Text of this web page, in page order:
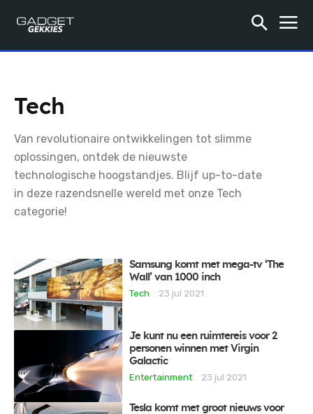
Tech
Van revolutionaire ontwikkelingen tot slimme
oplossingen, ontdek de nieuwste
technologische hoogstandjes. Blijf up-to-date
in deze razendsnelle wereld met onze Tech
categorie!
Samsung komt met mega-tv ‘The
Wall’ van 1000 inch
Tech
23 jul 2021
Je kunt nu een ruimtereis voor 2
personen winnen met Virgin
Galactic
Entertainment
23 jul 2021
Tesla komt met groot nieuws voor